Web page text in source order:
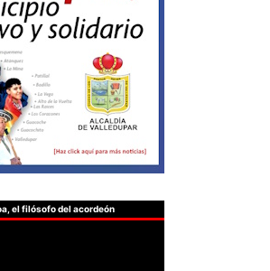
el filósofo del acordeón